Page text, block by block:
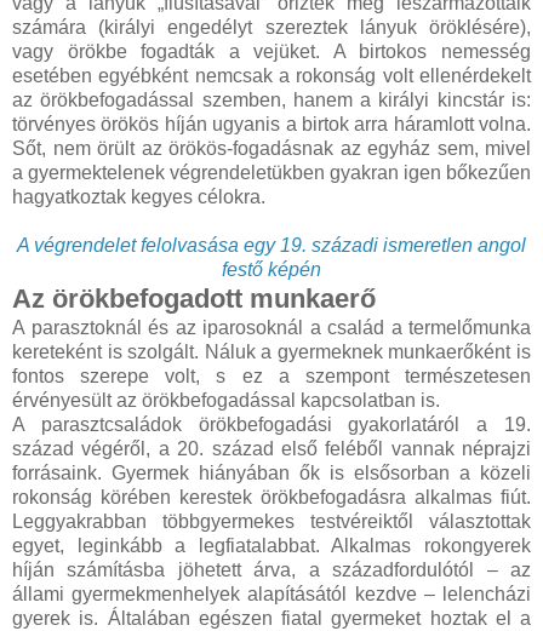
számára (királyi engedélyt szereztek lányuk öröklésére),
vagy örökbe fogadták a vejüket. A birtokos nemesség
esetében egyébként nemcsak a rokonság volt ellenérdekelt
az örökbefogadással szemben, hanem a királyi kincstár is:
törvényes örökös híján ugyanis a birtok arra háramlott volna.
Sőt, nem örült az örökös-fogadásnak az egyház sem, mivel
a gyermektelenek végrendeletükben gyakran igen bőkezűen
hagyatkoztak kegyes célokra.
A végrendelet felolvasása egy 19. századi ismeretlen angol
festő képén
Az örökbefogadott munkaerő
A parasztoknál és az iparosoknál a család a termelőmunka
kereteként is szolgált. Náluk a gyermeknek munkaerőként is
fontos szerepe volt, s ez a szempont természetesen
érvényesült az örökbefogadással kapcsolatban is.
A parasztcsaládok örökbefogadási gyakorlatáról a 19.
század végéről, a 20. század első feléből vannak néprajzi
forrásaink. Gyermek hiányában ők is elsősorban a közeli
rokonság körében kerestek örökbefogadásra alkalmas fiút.
Leggyakrabban többgyermekes testvéreiktől választottak
egyet, leginkább a legfiatalabbat. Alkalmas rokongyerek
híján számításba jöhetett árva, a századfordulótól – az
állami gyermekmenhelyek alapításától kezdve – lelencházi
gyerek is. Általában egészen fiatal gyermeket hoztak el a